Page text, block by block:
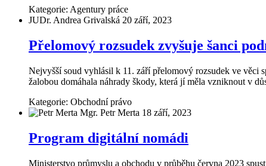
Kategorie: Agentury práce
JUDr. Andrea Grivalská 20 září, 2023
Přelomový rozsudek zvyšuje šanci
Nejvyšší soud vyhlásil k 11. září přelomový rozsudek ve věci
žalobou domáhala náhrady škody, která jí měla vzniknout v
Kategorie: Obchodní právo
Mgr. Petr Merta 18 září, 2023
Program digitální nomádi
Ministerstvo průmyslu a obchodu v průběhu června 2023